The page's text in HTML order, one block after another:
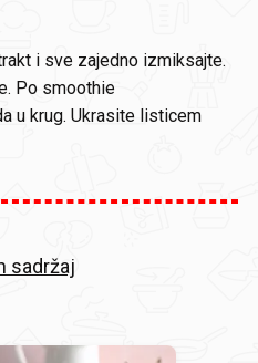
i sve zajedno izmiksajte.
Po smoothie
u krug. Ukrasite listicem
sadržaj